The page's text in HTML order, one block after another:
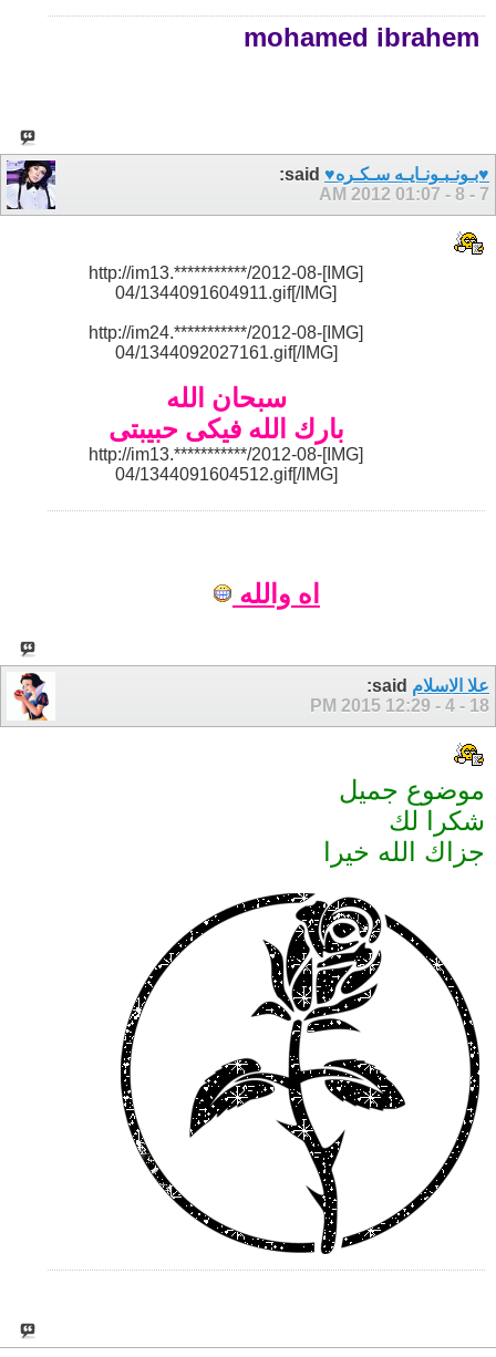
mohamed ibrahem
♥بـونـبـونـايـه سـكـره♥
7 - 8 - 2012
01:07 AM
[IMG]http://im13.***********/2012-08-
04/1344091604911.gif[/IMG]
[IMG]http://im24.***********/2012-08-
04/1344092027161.gif[/IMG]
سبحان الله
بارك الله فيكى حبيبتى
[IMG]http://im13.***********/2012-08-
04/1344091604512.gif[/IMG]
اه والله
علا الاسلام
18 - 4 - 2015
12:29 PM
موضوع جميل
شكرا لك
جزاك الله خيرا